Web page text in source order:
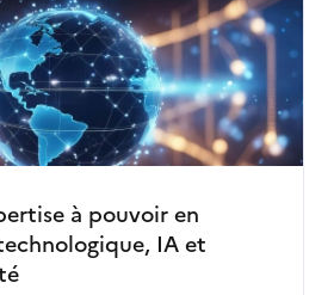
à pouvoir en
IA et